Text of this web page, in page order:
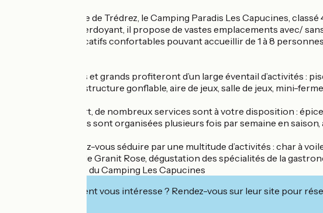
Au cœur de la côte de Trédrez, le Camping Paradis Les Capucines,
environnement verdoyant, il propose de vastes emplacements avec/
hébergements locatifs confortables pouvant accueillir de 1 à 8
Côté loisirs, petits et grands profiteront d’un large éventail d’activités
park, trampoline, structure gonflable, aire de jeux, salle de jeux, mini-
Pour votre confort, de nombreux services sont à votre disposition :
soirées conviviales sont organisées plusieurs fois par semaine en
À proximité, laissez-vous séduire par une multitude d’activités : char à
magnifique Côte de Granit Rose, dégustation des spécialités de la
A bientôt, l'équipe du Camping Les Capucines
Cet établissement vous intéresse ? Rendez-vous sur leur site pour